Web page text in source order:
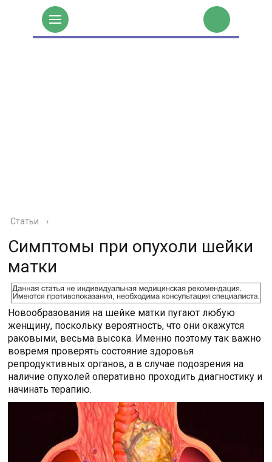
Статьи ›
Симптомы при опухоли шейки
матки
Новообразования на шейке матки пугают любую
женщину, поскольку вероятность, что они окажутся
раковыми, весьма высока. Именно поэтому так важно
вовремя проверять состояние здоровья
репродуктивных органов, а в случае подозрения на
наличие опухолей оперативно проходить диагностику и
начинать терапию.